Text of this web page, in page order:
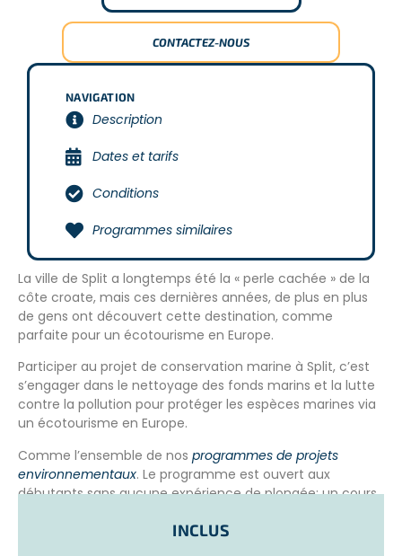
CONTACTEZ-NOUS
NAVIGATION
Description
Dates et tarifs
Conditions
Programmes similaires
La ville de Split a longtemps été la « perle cachée » de la
côte croate, mais ces dernières années, de plus en plus
de gens ont découvert cette destination, comme
parfaite pour un écotourisme en Europe.
Participer au projet de conservation marine à Split, c’est
s’engager dans le nettoyage des fonds marins et la lutte
contre la pollution pour protéger les espèces marines via
un écotourisme en Europe.
Comme l’ensemble de nos programmes de projets
environnementaux. Le programme est ouvert aux
débutants sans aucune expérience de plongée; un cours
activités de conservation marine. Les frais du programme
INCLUS